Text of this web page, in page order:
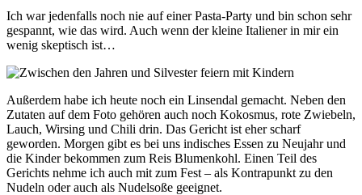
Ich war jedenfalls noch nie auf einer Pasta-Party und bin schon sehr
gespannt, wie das wird. Auch wenn der kleine Italiener in mir ein
wenig skeptisch ist…
Außerdem habe ich heute noch ein Linsendal gemacht. Neben den
Zutaten auf dem Foto gehören auch noch Kokosmus, rote Zwiebeln,
Lauch, Wirsing und Chili drin. Das Gericht ist eher scharf
geworden. Morgen gibt es bei uns indisches Essen zu Neujahr und
die Kinder bekommen zum Reis Blumenkohl. Einen Teil des
Gerichts nehme ich auch mit zum Fest – als Kontrapunkt zu den
Nudeln oder auch als Nudelsoße geeignet.